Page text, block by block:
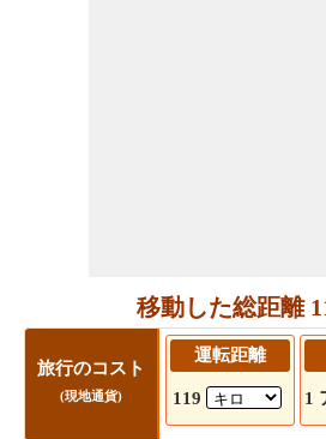
移動した総距離
旅行のコスト
(現地通貨)
運転距離
119 1